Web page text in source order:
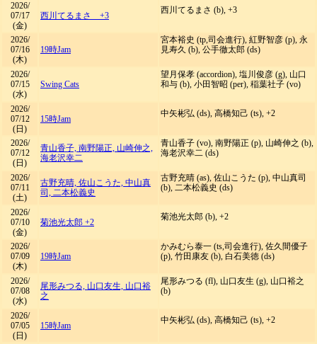
2026/
07/17
(金)
西川てるまさ +3
西川てるまさ (b), +3
2026/
07/16
(木)
19時Jam
宮本裕史 (tp,司会進行), 紅野智彦 (p), 永
見寿久 (b), 公手徹太郎 (ds)
2026/
07/15
(水)
Swing Cats
望月保孝 (accordion), 塩川俊彦 (g), 山口
和与 (b), 小田智昭 (per), 稲葉社子 (vo)
2026/
07/12
(日)
15時Jam
中矢彬弘 (ds), 高橋知己 (ts), +2
2026/
07/12
(日)
青山香子, 南野陽正, 山崎伸之,
海老沢幸二
青山香子 (vo), 南野陽正 (p), 山崎伸之 (b),
海老沢幸二 (ds)
2026/
07/11
(土)
古野充晴, 佐山こうた, 中山真
司, 二本松義史
古野充晴 (as), 佐山こうた (p), 中山真司
(b), 二本松義史 (ds)
2026/
07/10
(金)
菊池光太郎 +2
菊池光太郎 (b), +2
2026/
07/09
(木)
19時Jam
かみむら泰一 (ts,司会進行), 佐久間優子
(p), 竹田康友 (b), 白石美徳 (ds)
2026/
07/08
(水)
尾形みつる, 山口友生, 山口裕
之
尾形みつる (fl), 山口友生 (g), 山口裕之
(b)
2026/
07/05
(日)
15時Jam
中矢彬弘 (ds), 高橋知己 (ts), +2